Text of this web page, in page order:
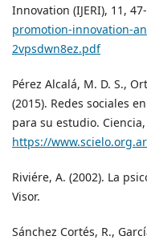
Innovation (IJERI), 11,
promotion-innovation-
2vpsdwn8ez.pdf
Pérez Alcalá, M. D. S.,
(2015). Redes sociales
para su estudio.
https://
Riviére, A. (2002). La
Visor.
Sánchez Cortés, R.,